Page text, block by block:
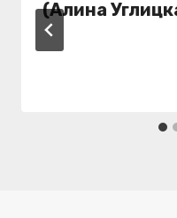
(Алина